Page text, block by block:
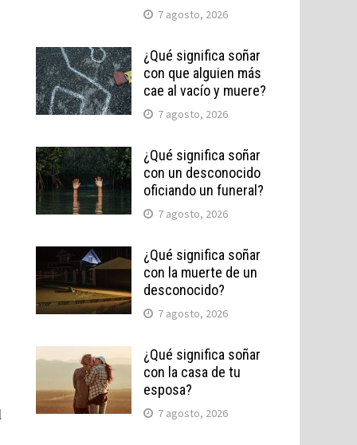
7 agosto, 2026
¿Qué significa soñar
con que alguien más
cae al vacío y muere?
7 agosto, 2026
¿Qué significa soñar
con un desconocido
oficiando un funeral?
7 agosto, 2026
¿Qué significa soñar
con la muerte de un
desconocido?
7 agosto, 2026
¿Qué significa soñar
con la casa de tu
esposa?
7 agosto, 2026